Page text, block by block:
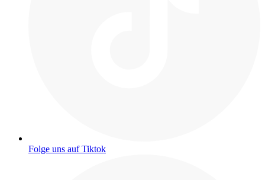
Folge uns auf Tiktok